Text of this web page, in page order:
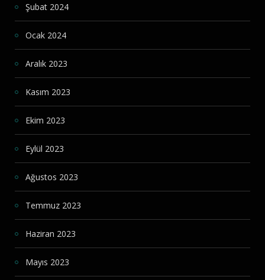
Şubat 2024
Ocak 2024
Aralık 2023
Kasım 2023
Ekim 2023
Eylül 2023
Ağustos 2023
Temmuz 2023
Haziran 2023
Mayıs 2023